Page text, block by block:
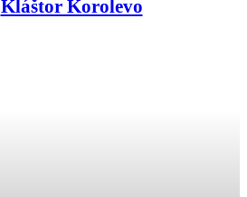
Kláštor Korolevo